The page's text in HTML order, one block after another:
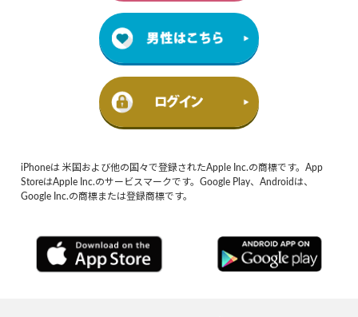
iPhoneは 米国および他の国々で登録されたApple Inc.の商標です。App
StoreはApple Inc.のサービスマークです。Google Play、Androidは、
Google Inc.の商標または登録商標です。